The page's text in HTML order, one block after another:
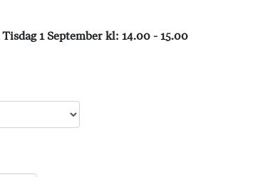
Tisdag 1 September kl: 14.00 - 15.00